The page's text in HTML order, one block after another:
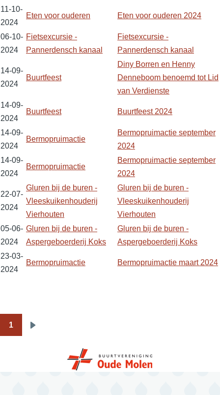
11-10-
2024
Eten voor ouderen Eten voor ouderen 2024
06-10-
2024
Fietsexcursie -
Pannerdensch kanaal
Fietsexcursie -
Pannerdensch kanaal
14-09-
2024
Buurtfeest
Diny Borren en Henny
Denneboom benoemd tot Lid
van Verdienste
14-09-
2024
Buurtfeest Buurtfeest 2024
14-09-
2024
Bermopruimactie
Bermopruimactie september
2024
14-09-
2024
Bermopruimactie
Bermopruimactie september
2024
22-07-
2024
Gluren bij de buren -
Vleeskuikenhouderij
Vierhouten
Gluren bij de buren -
Vleeskuikenhouderij
Vierhouten
05-06-
2024
Gluren bij de buren -
Aspergeboerderij Koks
Gluren bij de buren -
Aspergeboerderij Koks
23-03-
2024
Bermopruimactie Bermopruimactie maart 2024
Pagination
1